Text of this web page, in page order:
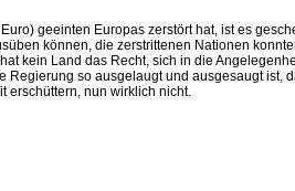
geeinten Europas zerstört hat, ist es
können, die zerstrittenen Nationen
kein Land das Recht, sich in die
so ausgelaugt und ausgesaugt
erschüttern, nun wirklich nicht.